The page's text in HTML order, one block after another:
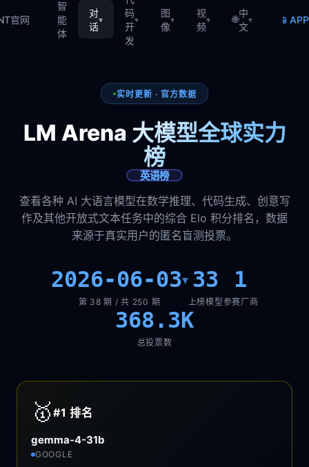
官网
智
能
体
对
话
▾
码
开
发
▾
图
像
▾
视
频
▾ 🌐
中
文
▾ 📱
实时更新 · 官方数据
LM Arena 大模型全球实力
榜
英语榜
查看各种 AI 大语言模型在数学推理、代码生成、创意写
作及其他开放式文本任务中的综合 Elo 积分排名，数据
来源于真实用户的匿名盲测投票。
2026-06-03▾
第 38 期 / 共 250 期
33
上榜模型
1
参赛厂商
368.3K
总投票数
🥇 #1排名
gemma-4-31b
GOOGLE